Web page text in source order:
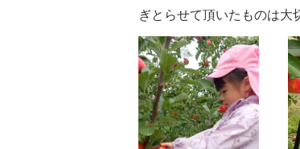
ぎとらせて頂いたものは大